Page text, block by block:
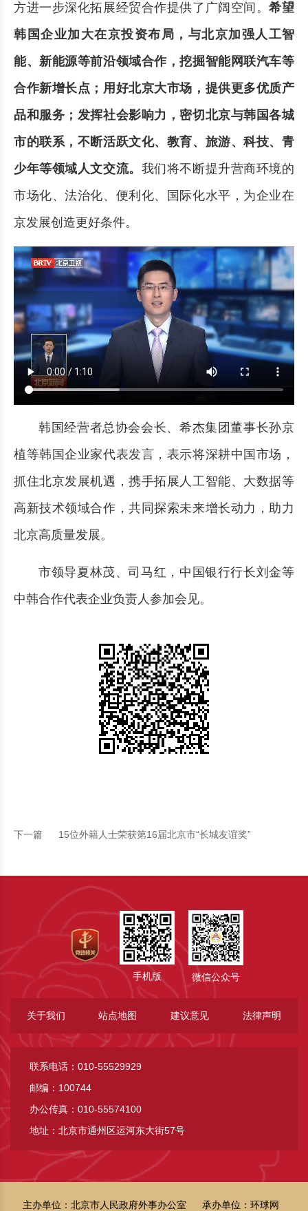
方进一步深化拓展经贸合作提供了广阔空间。希望
韩国企业加大在京投资布局，与北京加强人工智
能、新能源等前沿领域合作，挖掘智能网联汽车等
合作新增长点；用好北京大市场，提供更多优质产
品和服务；发挥社会影响力，密切北京与韩国各城
市的联系，不断活跃文化、教育、旅游、科技、青
少年等领域人文交流。 我们将不断提升营商环境的
市场化、法治化、便利化、国际化水平，为企业在
京发展创造更好条件。
韩国经营者总协会会长、希杰集团董事长孙京
植等韩国企业家代表发言，表示将深耕中国市场，
抓住北京发展机遇，携手拓展人工智能、大数据等
高新技术领域合作，共同探索未来增长动力，助力
北京高质量发展。
市领导夏林茂、司马红，中国银行行长刘金等
中韩合作代表企业负责人参加会见。
下一篇 15位外籍人士荣获第16届北京市“长城友谊奖”
手机版 微信公众号
关于我们 站点地图 建议意见 法律声明
联系电话：010-55529929
邮编：100744
办公传真：010-55574100
地址：北京市通州区运河东大街57号
主办单位：北京市人民政府外事办公室 承办单位：环球网